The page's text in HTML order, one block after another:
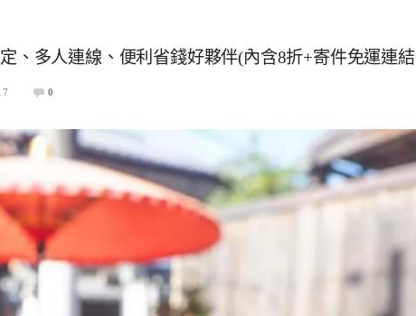
、多人連線、便利省錢好夥伴(內含8折+寄件免運連結
0